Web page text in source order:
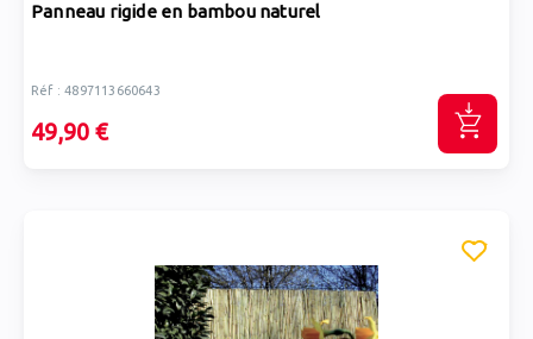
Panneau rigide en bambou naturel
Réf : 4897113660643
49,90 €